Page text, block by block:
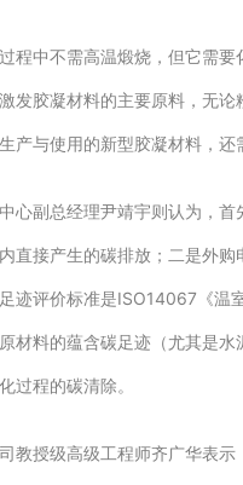
程中不需高温煅烧，但它需
发胶凝材料的主要原料，无
产与使用的新型胶凝材料，
心副总经理尹靖宇则认为，
直接产生的碳排放；二是外
迹评价标准是ISO14067《
材料的蕴含碳足迹（尤其是
过程的碳清除。
教授级高级工程师齐广华表